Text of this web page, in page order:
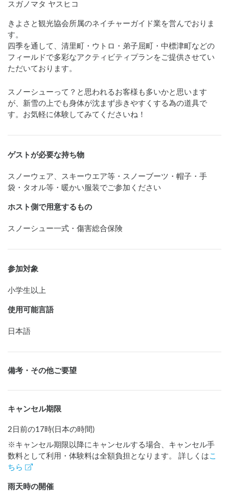
スガノマタ ヤスヒコ
きよさと観光協会所属のネイチャーガイド業を営んでおりま
す。
四季を通して、清里町・ウトロ・弟子屈町・中標津町などの
フィールドで多彩なアクティビティプランをご提供させてい
ただいております。
スノーシューって？と思われるお客様も多いかと思います
が、新雪の上でも身体が沈まず歩きやすくする為の道具で
す。お気軽に体験してみてくださいね！
ゲストが必要な持ち物
スノーウェア、スキーウエア等・スノーブーツ・帽子・手
袋・タオル等・暖かい服装でご参加ください
ホスト側で用意するもの
スノーシュー一式・傷害総合保険
参加対象
小学生以上
使用可能言語
日本語
備考・その他ご要望
キャンセル期限
2日前の17時(日本の時間)
※キャンセル期限以降にキャンセルする場合、キャンセル手
数料として利用・体験料は全額負担となります。 詳しくは こ
ちら
雨天時の開催